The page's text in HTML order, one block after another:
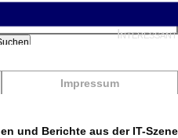
Impressum
und Berichte aus der IT-Szene